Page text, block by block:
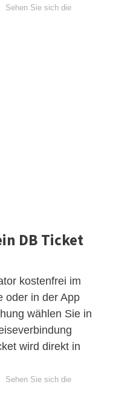
Sehen Sie sich die
DB Ticket
kostenfrei im
oder in der App
wählen Sie in
wird direkt in
Sehen Sie sich die